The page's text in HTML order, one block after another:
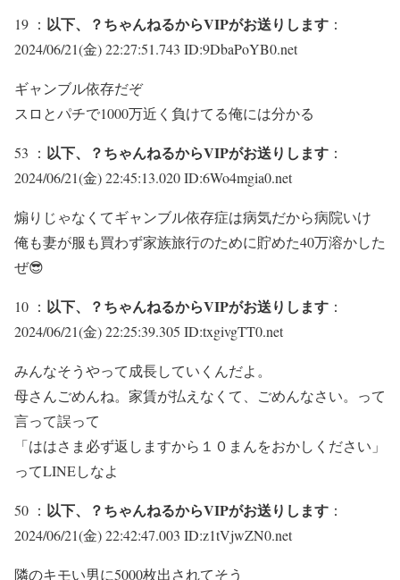
19 ： 以下、？ちゃんねるからVIPがお送りします ：
2024/06/21(金) 22:27:51.743 ID:9DbaPoYB0.net
ギャンブル依存だぞ
スロとパチで1000万近く負けてる俺には分かる
53 ： 以下、？ちゃんねるからVIPがお送りします ：
2024/06/21(金) 22:45:13.020 ID:6Wo4mgia0.net
煽りじゃなくてギャンブル依存症は病気だから病院いけ
俺も妻が服も買わず家族旅行のために貯めた40万溶かした
ぜ😎
10 ： 以下、？ちゃんねるからVIPがお送りします ：
2024/06/21(金) 22:25:39.305 ID:txgivgTT0.net
みんなそうやって成長していくんだよ。
母さんごめんね。家賃が払えなくて、ごめんなさい。って
言って誤って
「ははさま必ず返しますから１０まんをおかしください」
ってLINEしなよ
50 ： 以下、？ちゃんねるからVIPがお送りします ：
2024/06/21(金) 22:42:47.003 ID:z1tVjwZN0.net
隣のキモい男に5000枚出されてそう